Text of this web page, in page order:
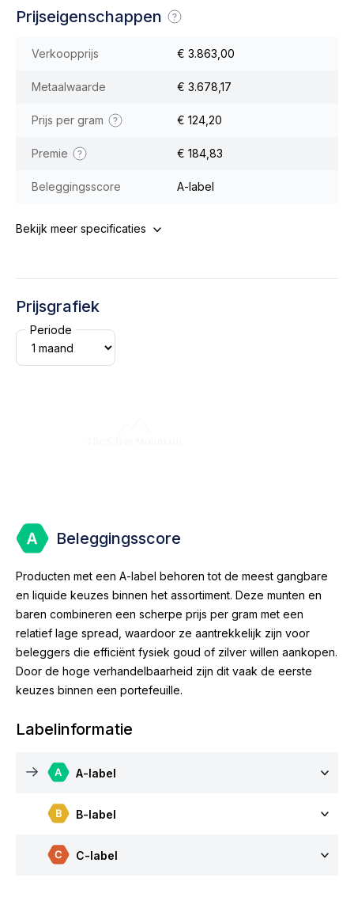
Prijseigenschappen
Verkoopprijs € 3.863,00
Metaalwaarde € 3.678,17
Prijs per gram € 124,20
Premie € 184,83
Beleggingsscore A-label
Bekijk meer specificaties
Prijsgrafiek
Periode
Beleggingsscore
Producten met een A-label behoren tot de meest gangbare
en liquide keuzes binnen het assortiment. Deze munten en
baren combineren een scherpe prijs per gram met een
relatief lage spread, waardoor ze aantrekkelijk zijn voor
beleggers die efficiënt fysiek goud of zilver willen aankopen.
Door de hoge verhandelbaarheid zijn dit vaak de eerste
keuzes binnen een portefeuille.
Labelinformatie
A-label
B-label
C-label